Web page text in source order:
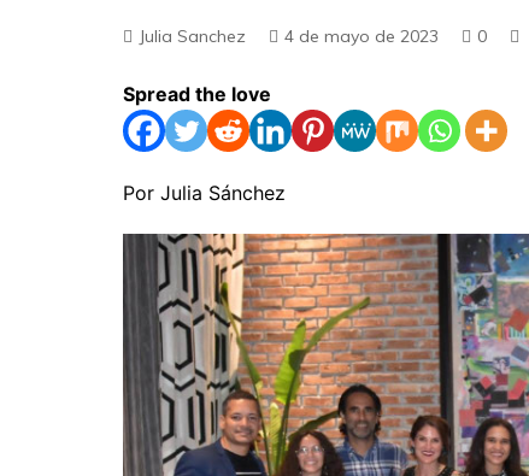
Julia Sanchez 4 de mayo de 2023 0
Spread the love
Por Julia Sánchez